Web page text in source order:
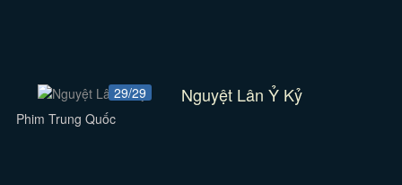
29/29 Nguyệt Lân Ỷ Kỷ
Phim Trung Quốc